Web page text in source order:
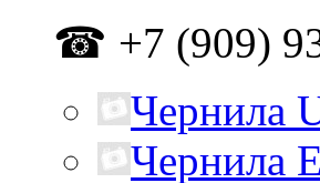
☎ +7 (909)
Чернила
Чернила